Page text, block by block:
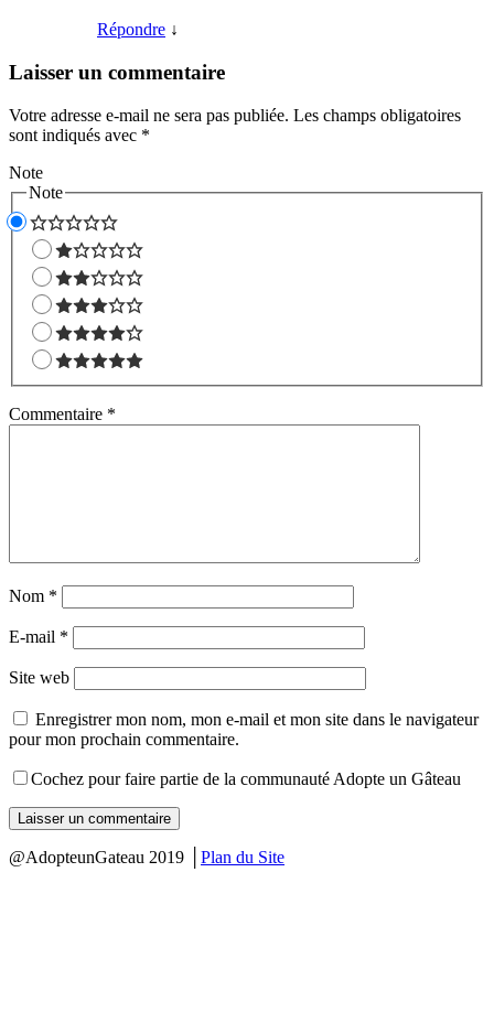
Répondre ↓
Laisser un commentaire
Votre adresse e-mail ne sera pas publiée. Les champs obligatoires
sont indiqués avec *
Note
Note
Commentaire *
Nom *
E-mail *
Site web
Enregistrer mon nom, mon e-mail et mon site dans le navigateur
pour mon prochain commentaire.
Cochez pour faire partie de la communauté Adopte un Gâteau
@AdopteunGateau 2019 │ Plan du Site